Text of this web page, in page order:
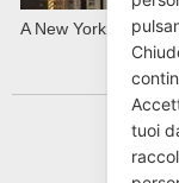
A New York con
tuoi